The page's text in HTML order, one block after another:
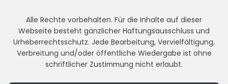
Alle Rechte vorbehalten. Für die Inhalte auf dieser
Webseite besteht gänzlicher Haftungsausschluss und
Urheberrechtsschutz. Jede Bearbeitung, Vervielfältigung,
Verbreitung und/oder öffentliche Wiedergabe ist ohne
schriftlicher Zustimmung nicht erlaubt.